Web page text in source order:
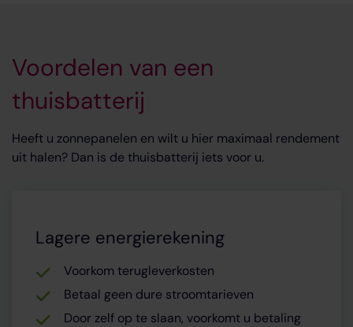
Voordelen van een
thuisbatterij
Heeft u zonnepanelen en wilt u hier maximaal rendement
uit halen? Dan is de thuisbatterij iets voor u.
Lagere energierekening
Voorkom terugleverkosten
Betaal geen dure stroomtarieven
Door zelf op te slaan, voorkomt u betaling